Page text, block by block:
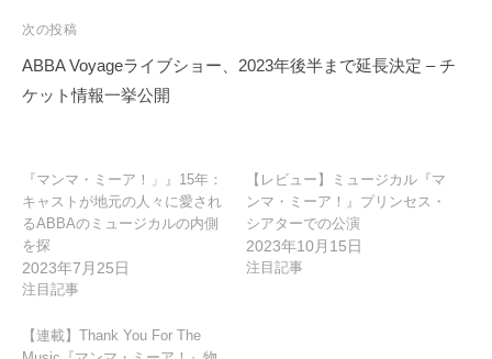
ビ
ゲ
ー
ン
次の投稿
ABBA Voyageライブショー、2023年後半まで延長決定 – チ
ケット情報一挙公開
『マンマ・ミーア！」』15年：
キャストが地元の人々に愛され
るABBAのミュージカルの内側
を探
2023年7月25日
注目記事
【レビュー】ミュージカル『マ
ンマ・ミーア！』プリンセス・
シアターでの公演
2023年10月15日
注目記事
【連載】Thank You For The